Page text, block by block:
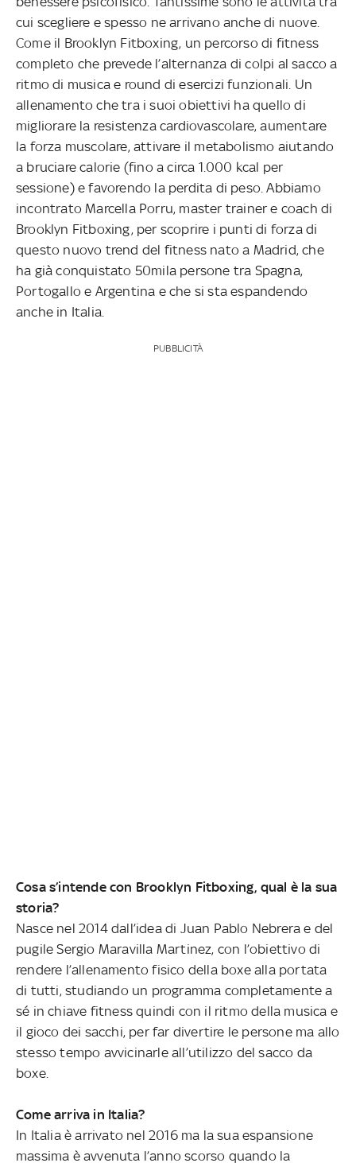
cui scegliere e spesso ne arrivano anche di nuove.
Come il Brooklyn Fitboxing, un percorso di fitness
completo che prevede l’alternanza di colpi al sacco a
ritmo di musica e round di esercizi funzionali. Un
allenamento che tra i suoi obiettivi ha quello di
migliorare la resistenza cardiovascolare, aumentare
la forza muscolare, attivare il metabolismo aiutando
a bruciare calorie (fino a circa 1.000 kcal per
sessione) e favorendo la perdita di peso. Abbiamo
incontrato Marcella Porru, master trainer e coach di
Brooklyn Fitboxing, per scoprire i punti di forza di
questo nuovo trend del fitness nato a Madrid, che
ha già conquistato 50mila persone tra Spagna,
Portogallo e Argentina e che si sta espandendo
anche in Italia.
PUBBLICITÀ
Cosa s’intende con Brooklyn Fitboxing, qual è la sua
storia?
Nasce nel 2014 dall’idea di Juan Pablo Nebrera e del
pugile Sergio Maravilla Martinez, con l’obiettivo di
rendere l’allenamento fisico della boxe alla portata
di tutti, studiando un programma completamente a
sé in chiave fitness quindi con il ritmo della musica e
il gioco dei sacchi, per far divertire le persone ma allo
stesso tempo avvicinarle all’utilizzo del sacco da
boxe.
Come arriva in Italia?
In Italia è arrivato nel 2016 ma la sua espansione
massima è avvenuta l’anno scorso quando la